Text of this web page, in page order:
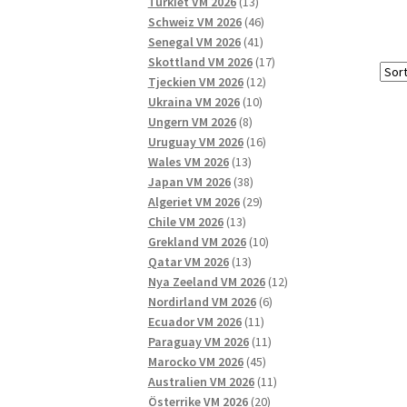
produkter
Schweiz VM 2026 4646
produkter
Senegal VM 2026 4141
produkter
Skottland VM 2026 1717
Tjeckien VM 2026 1212
produkter
Ukraina VM 2026 1010
Ungern VM 2026 88
produkter
Uruguay VM 2026 1616
Wales VM 2026 1313
produkter
Japan VM 2026 3838
produkter
Algeriet VM 2026 2929
Chile VM 2026 1313
produkter
Grekland VM 2026 1010
Qatar VM 2026 1313
produkter
Nya Zeeland VM 2026 1212
Nordirland VM 2026 66
Ecuador VM 2026 1111
produkter
Paraguay VM 2026 1111
Marocko VM 2026 4545
produkter
Australien VM 2026 1111
Österrike VM 2026 2020